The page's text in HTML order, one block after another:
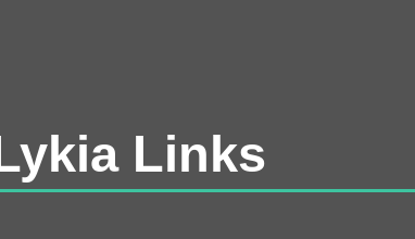
Links